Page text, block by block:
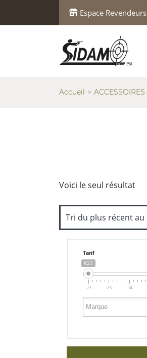
Espace Revendeurs
Accueil ACCESSOIRES
Voici le seul résultat
Tarif
€23
23 23 24